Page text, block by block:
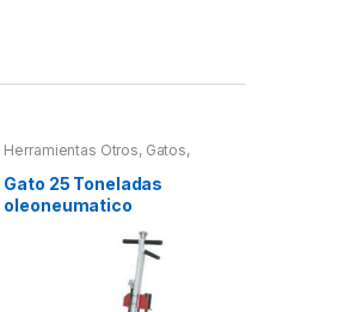
Herramientas Otros, Gatos,
Gato 25 Toneladas
oleoneumatico